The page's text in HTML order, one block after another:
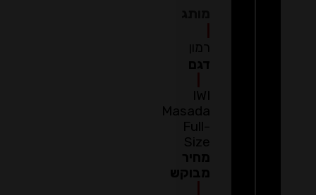
רמון
דגם
IWI
Masada
Full-
Size
מחיר
מבוקש